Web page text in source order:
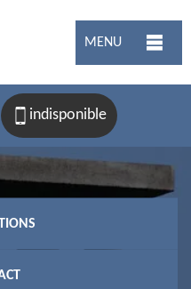
MENU
indisponible